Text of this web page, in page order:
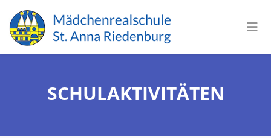
SCHULAKTIVITÄTEN